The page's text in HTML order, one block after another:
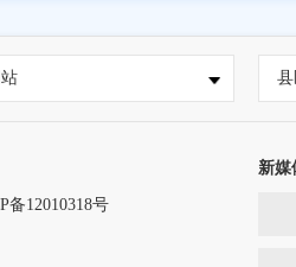
备12010318号
新媒